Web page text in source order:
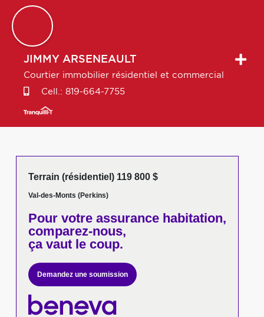
JIMMY ARSENEAULT
Courtier immobilier résidentiel et commercial
Cell.: 819-664-7755
Terrain (résidentiel) 119 800 $
Val-des-Monts (Perkins)
Pour votreassurance habitation,
comparez-nous,
ça vaut le coup.
Demandez une soumission